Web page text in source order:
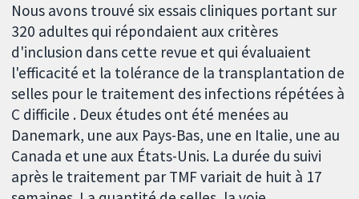
Nous avons trouvé six essais cliniques portant sur
320 adultes qui répondaient aux critères
d'inclusion dans cette revue et qui évaluaient
l'efficacité et la tolérance de la transplantation de
selles pour le traitement des infections répétées à
C difficile . Deux études ont été menées au
Danemark, une aux Pays-Bas, une en Italie, une au
Canada et une aux États-Unis. La durée du suivi
après le traitement par TMF variait de huit à 17